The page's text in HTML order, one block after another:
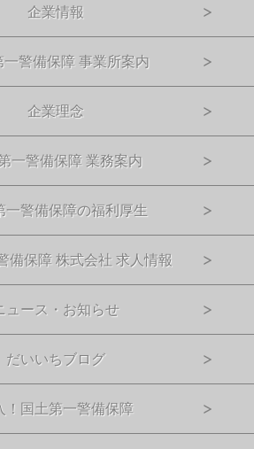
企業情報
一警備保障 事業所案内
企業理念
一警備保障 業務案内
一警備保障の福利厚生
備保障 株式会社 求人情報
ュース・お知らせ
だいいちブログ
！国土第一警備保障